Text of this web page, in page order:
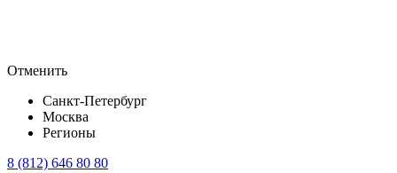
Отменить
Санкт-Петербург
Москва
Регионы
8 (812) 646 80 80